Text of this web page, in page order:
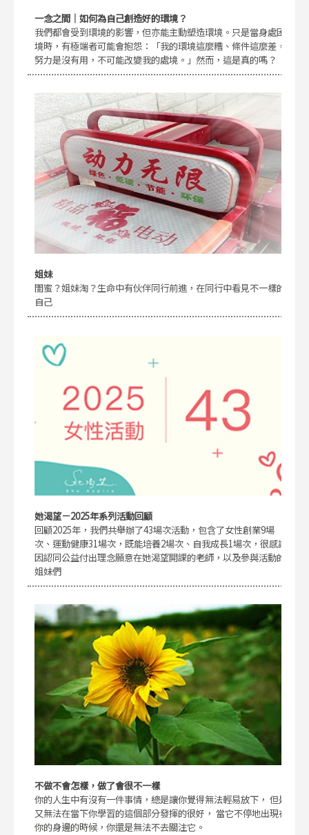
一念之間｜如何為自己創造好的環境？
我們都會受到環境的影響，但亦能主動塑造環境。只是當身處困
境時，有極端者可能會抱怨：「我的環境這麼糟、條件這麼差，
努力是沒有用，不可能改變我的處境。」然而，這是真的嗎？
姐妹
閨蜜？姐妹淘？生命中有伙伴同行前進，在同行中看見不一樣的
自己
她渴望－2025年系列活動回顧
回顧2025年，我們共舉辦了43場次活動，包含了女性創業9場
次、運動健康31場次，既能培養2場次、自我成長1場次，很感謝
因認同公益付出理念願意在她渴望開課的老師，以及參與活動的
姐妹們
不做不會怎樣，做了會很不一樣
你的人生中有沒有一件事情，總是讓你覺得無法輕易放下， 但是
又無法在當下你學習的這個部分發揮的很好， 當它不停地出現在
你的身邊的時候，你還是無法不去關注它。